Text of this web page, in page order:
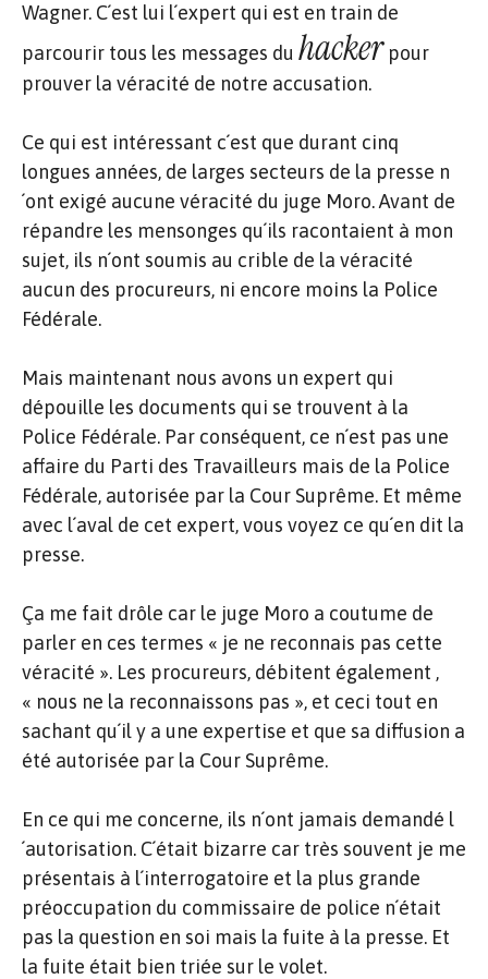
Wagner. C´est lui l´expert qui est en train de
parcourir tous les messages du hackerpour
prouver la véracité de notre accusation.
Ce qui est intéressant c´est que durant cinq
longues années, de larges secteurs de la presse n
´ont exigé aucune véracité du juge Moro. Avant de
répandre les mensonges qu´ils racontaient à mon
sujet, ils n´ont soumis au crible de la véracité
aucun des procureurs, ni encore moins la Police
Fédérale.
Mais maintenant nous avons un expert qui
dépouille les documents qui se trouvent à la
Police Fédérale. Par conséquent, ce n´est pas une
affaire du Parti des Travailleurs mais de la Police
Fédérale, autorisée par la Cour Suprême. Et même
avec l´aval de cet expert, vous voyez ce qu´en dit la
presse.
Ça me fait drôle car le juge Moro a coutume de
parler en ces termes « je ne reconnais pas cette
véracité ». Les procureurs, débitent également ,
« nous ne la reconnaissons pas », et ceci tout en
sachant qu´il y a une expertise et que sa diffusion a
été autorisée par la Cour Suprême.
En ce qui me concerne, ils n´ont jamais demandé l
´autorisation. C´était bizarre car très souvent je me
présentais à l´interrogatoire et la plus grande
préoccupation du commissaire de police n´était
pas la question en soi mais la fuite à la presse. Et
la fuite était bien triée sur le volet.